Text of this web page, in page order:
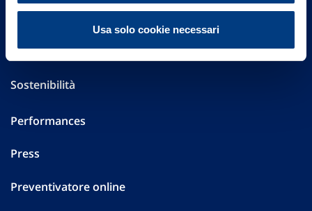
Usa solo cookie necessari
Altre informazioni
Sostenibilità
Performances
Press
Preventivatore online